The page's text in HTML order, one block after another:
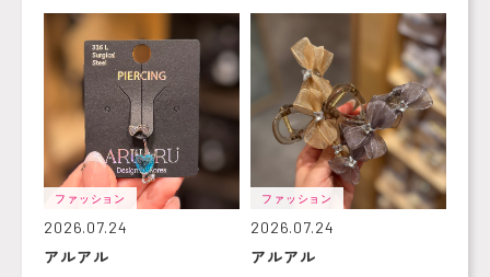
ファッション
2026.07.24
アルアル
ファッション
2026.07.24
アルアル